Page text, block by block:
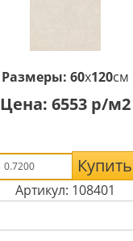
Размеры: 60x120см
Цена: 6553 р/м2
Купить
Артикул: 108401